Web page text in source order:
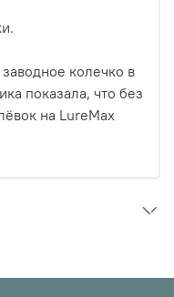
колечко в
показала, что без
на LureMax